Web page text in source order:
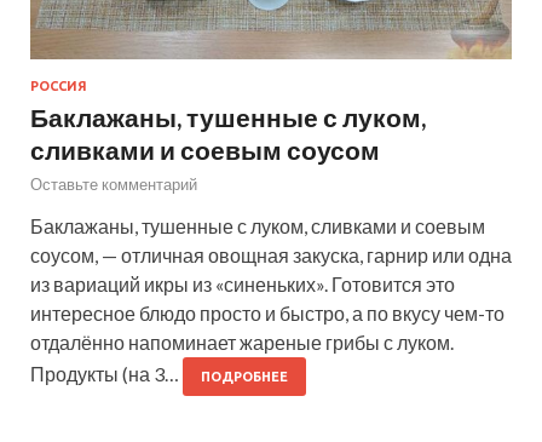
РОССИЯ
Баклажаны, тушенные с луком,
сливками и соевым соусом
Оставьте комментарий
Баклажаны, тушенные с луком, сливками и соевым
соусом, — отличная овощная закуска, гарнир или одна
из вариаций икры из «синеньких». Готовится это
интересное блюдо просто и быстро, а по вкусу чем-то
отдалённо напоминает жареные грибы с луком.
Продукты (на 3…
ПОДРОБНЕЕ